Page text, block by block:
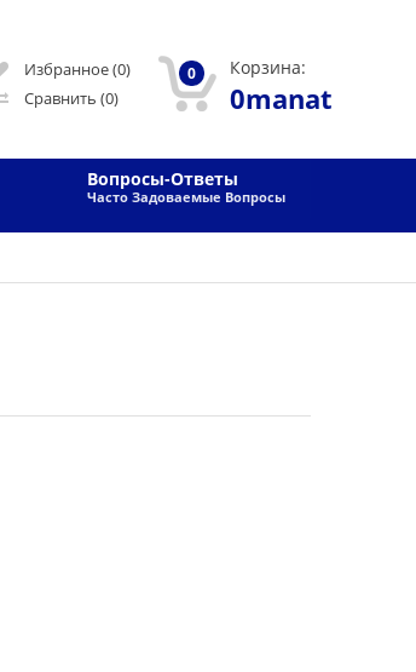
Избранное (0)
Сравнить (0)
0 Корзина:
0manat
Вопросы-Ответы
Часто Задоваемые Вопросы